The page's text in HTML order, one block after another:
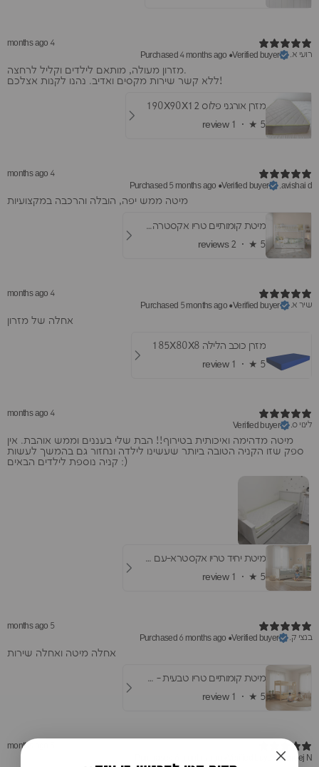
4 months ago
רועי א.
Verified buyer
•
Purchased 4 months ago
​מזרון מעולה, מותאם לילדים וקליל לרחצה.
ללא קשר שירות מקסים ואדיב. נהנו לקנות אצלכם!
מזרן אורגני פלוס 190X90X12
5
★ ·
1 review
4 months ago
avishai d.
Verified buyer
•
Purchased 5 months ago
​מיטה ממש יפה, הובלה והרכבה במקצועיות
מיטת קומותיים טריו אקסטרה- עם מיטת חבר ומגירות
5
★ ·
2 reviews
4 months ago
שיר א.
Verified buyer
•
Purchased 5 months ago
אחלה של מזרון
מזרן כוכב הלילה 185X80X8
5
★ ·
1 review
4 months ago
לינוי ס.
Verified buyer
מיטה מדהימה ואיכותית בטירוף!! הבת שלי בעננים וממש אוהבת. אין
ספק שזו הקניה הטובה ביותר שעשינו לילדה ונחזור גם בהמשך לעשות
קניה נוספת לילדים הבאים :)
מיטת יחיד טריו אקסטרא-עם מיטת חבר ומגירות
5
★ ·
1 review
5 months ago
בנצי ק.
Verified buyer
•
Purchased 6 months ago
​אחלה מיטה ואחלה שירות
מיטת קומותיים טריו טבעית - עם שתי מיטות חבר
5
★ ·
1 review
areej N.